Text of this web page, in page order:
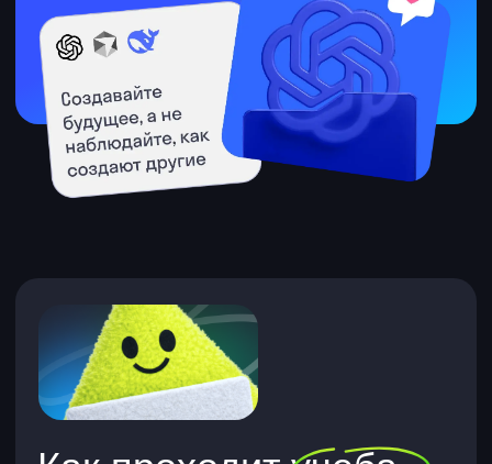
Курсы по маркетингу
Интернет-маркетолог
SMM-менеджер
СRM-менеджер
Специалист по контекстной
рекламе
Инфлюенс-менеджер
Таргетолог
Курсы по дизайну
Веб-дизайнер
Графический дизайнер
Курсы по управлению
Менеджер проектов
HR-менеджер